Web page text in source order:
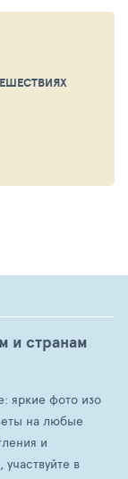
и странам
яркие фото изо
на любые
и
в